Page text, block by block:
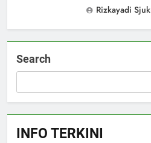
Rizkayadi
Search
INFO TERKINI
Halal,
NEWS
Jelaskan
NEWS
8